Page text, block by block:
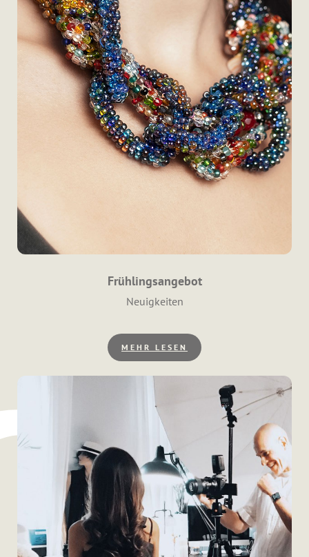
Frühlingsangebot
Kategorien
Neuigkeiten
MEHR LESEN